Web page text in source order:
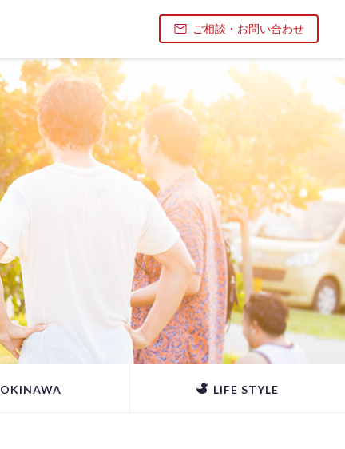
ご相談・お問い合わせ
OKINAWA LIFE STYLE